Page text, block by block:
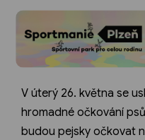
V úterý 26. května se
hromadné očkování
budou pejsky očkovat